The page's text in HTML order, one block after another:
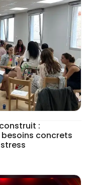
:
besoins concrets